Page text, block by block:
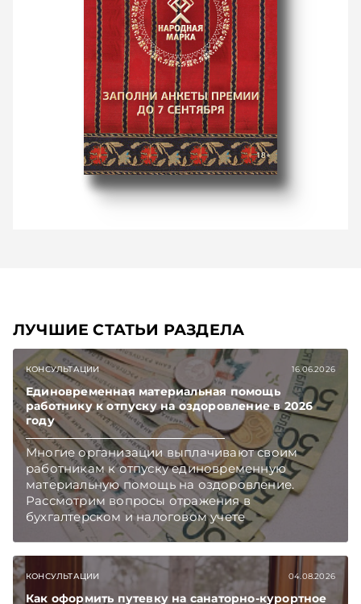
ЛУЧШИЕ СТАТЬИ РАЗДЕЛА
КОНСУЛЬТАЦИИ 16.06.2026
Единовременная материальная помощь
работнику к отпуску на оздоровление в 2026
году
Многие организации выплачивают своим
работникам к отпуску единовременную
материальную помощь на оздоровление.
Рассмотрим вопросы отражения в
бухгалтерском и налоговом учете
хозяйственных операций по начислению и
Подписывайтесь на Telegram‑канал и Viber.
Главное об экономике Беларуси — раньше,
чем в новостях TelegramViber
КОНСУЛЬТАЦИИ 04.08.2026
Как оформить путевку на санаторно-курортное